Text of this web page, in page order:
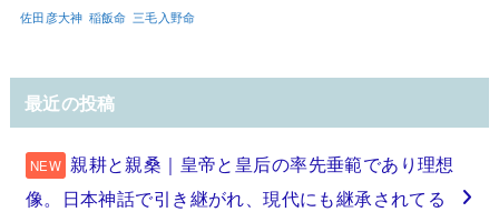
佐田彦大神 稲飯命 三毛入野命
最近の投稿
親耕と親桑｜皇帝と皇后の率先垂範であり理想
像。日本神話で引き継がれ、現代にも継承されてる